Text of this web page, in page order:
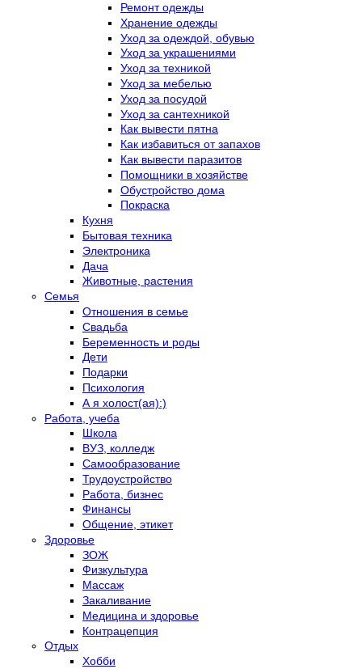
Ремонт одежды
Хранение одежды
Уход за одеждой, обувью
Уход за украшениями
Уход за техникой
Уход за мебелью
Уход за посудой
Уход за сантехникой
Как вывести пятна
Как избавиться от запахов
Как вывести паразитов
Помощники в хозяйстве
Обустройство дома
Покраска
Кухня
Бытовая техника
Электроника
Дача
Животные, растения
Семья
Отношения в семье
Свадьба
Беременность и роды
Дети
Подарки
Психология
А я холост(ая):)
Работа, учеба
Школа
ВУЗ, колледж
Самообразование
Трудоустройство
Работа, бизнес
Финансы
Общение, этикет
Здоровье
ЗОЖ
Физкультура
Массаж
Закаливание
Медицина и здоровье
Контрацепция
Отдых
Хобби